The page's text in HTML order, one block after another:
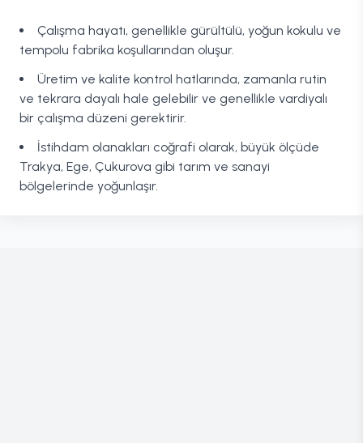
Çalışma hayatı, genellikle gürültülü, yoğun kokulu ve
tempolu fabrika koşullarından oluşur.
Üretim ve kalite kontrol hatlarında, zamanla rutin
ve tekrara dayalı hale gelebilir ve genellikle vardiyalı
bir çalışma düzeni gerektirir.
İstihdam olanakları coğrafi olarak, büyük ölçüde
Trakya, Ege, Çukurova gibi tarım ve sanayi
bölgelerinde yoğunlaşır.